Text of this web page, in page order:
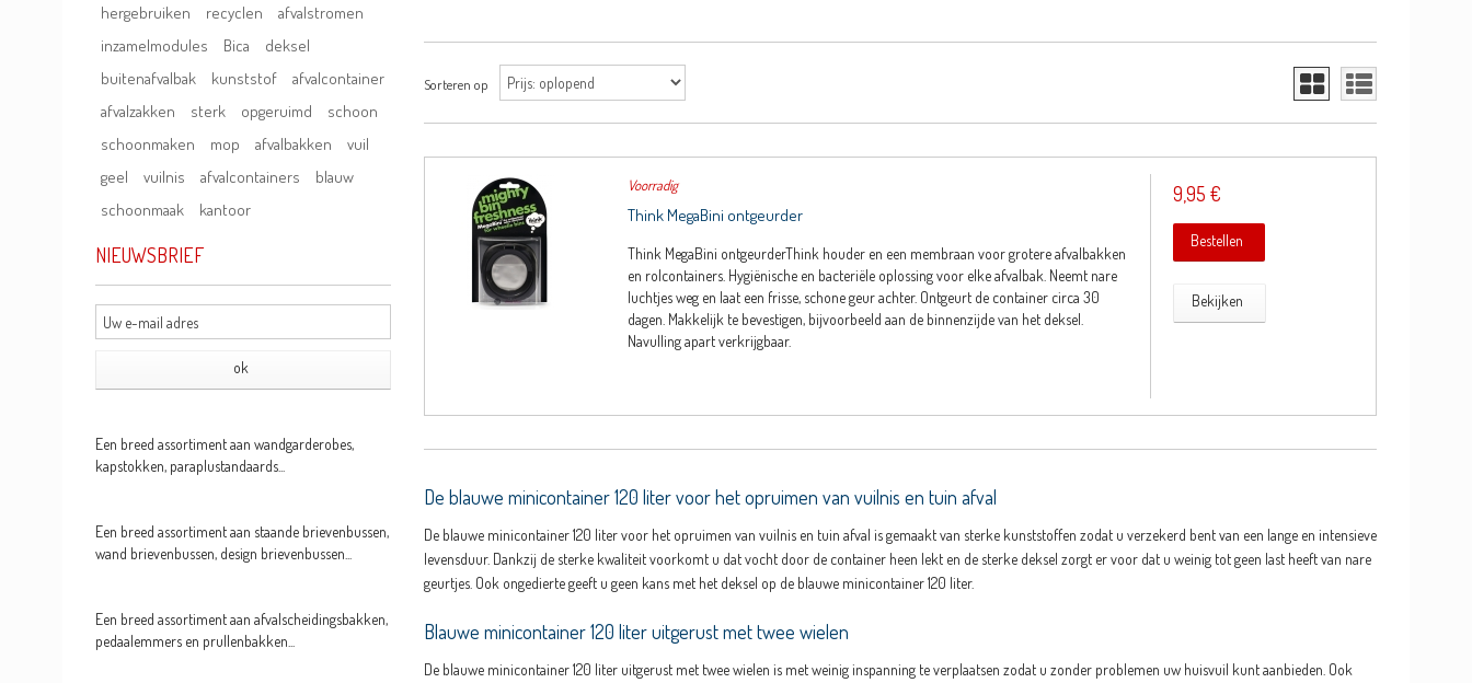
hergebruiken
recyclen
afvalstromen
inzamelmodules
Bica
deksel
buitenafvalbak
kunststof
afvalcontainer
afvalzakken
sterk opgeruimd
schoon
schoonmaken
mop afvalbakken
vuil
geel
vuilnis afvalcontainers
blauw
schoonmaak
kantoor
NIEUWSBRIEF
Een breed assortiment aan wandgarderobes,
kapstokken, paraplustandaards...
Een breed assortiment aan staande brievenbussen,
wand brievenbussen, design brievenbussen...
Een breed assortiment aan afvalscheidingsbakken,
pedaalemmers en prullenbakken...
Sorteren op
Voorradig
Think MegaBini ontgeurder
Think MegaBini ontgeurderThink houder en een membraan voor grotere afvalbakken
en rolcontainers. Hygiënische en bacteriële oplossing voor elke afvalbak. Neemt nare
luchtjes weg en laat een frisse, schone geur achter. Ontgeurt de container circa 30
dagen. Makkelijk te bevestigen, bijvoorbeeld aan de binnenzijde van het deksel.
Navulling apart verkrijgbaar.
9,95 €
Bestellen
Bekijken
De blauwe minicontainer 120 liter voor het opruimen van vuilnis en tuin afval
De blauwe minicontainer 120 liter voor het opruimen van vuilnis en tuin afval is gemaakt van sterke kunststoffen zodat u verzekerd bent van een lange en intensieve
levensduur. Dankzij de sterke kwaliteit voorkomt u dat vocht door de container heen lekt en de sterke deksel zorgt er voor dat u weinig tot geen last heeft van nare
geurtjes. Ook ongedierte geeft u geen kans met het deksel op de blauwe minicontainer 120 liter.
Blauwe minicontainer 120 liter uitgerust met twee wielen
De blauwe minicontainer 120 liter uitgerust met twee wielen is met weinig inspanning te verplaatsen zodat u zonder problemen uw huisvuil kunt aanbieden. Ook